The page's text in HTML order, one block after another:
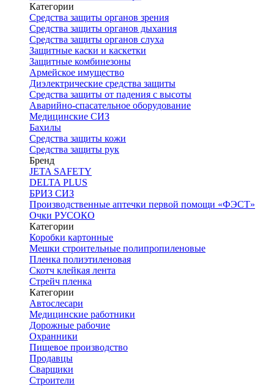
Категории
Средства защиты органов зрения
Средства защиты органов дыхания
Средства защиты органов слуха
Защитные каски и каскетки
Защитные комбинезоны
Армейское имущество
Диэлектрические средства защиты
Средства защиты от падения с высоты
Аварийно-спасательное оборудование
Медицинские СИЗ
Бахилы
Средства защиты кожи
Средства защиты рук
Бренд
JETA SAFETY
DELTA PLUS
БРИЗ СИЗ
Производственные аптечки первой помощи «ФЭСТ»
Очки РУСОКО
Категории
Коробки картонные
Мешки строительные полипропиленовые
Пленка полиэтиленовая
Скотч клейкая лента
Стрейч пленка
Категории
Автослесари
Медицинские работники
Дорожные рабочие
Охранники
Пищевое производство
Продавцы
Сварщики
Строители